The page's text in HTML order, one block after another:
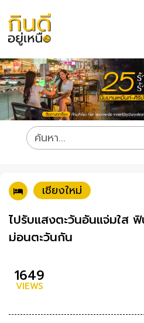
เชียงใหม่
ไปรับแสงตะวันอันแจ่มใส
ม่อนตะวันกัน
1649
VIEWS